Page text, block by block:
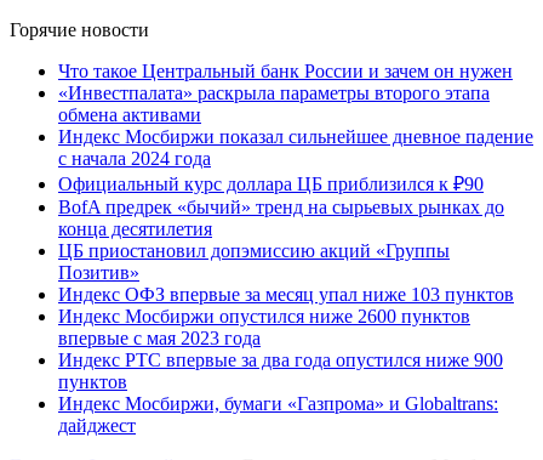
Горячие новости
Что такое Центральный банк России и зачем он нужен
«Инвестпалата» раскрыла параметры второго этапа
обмена активами
Индекс Мосбиржи показал сильнейшее дневное падение
с начала 2024 года
Официальный курс доллара ЦБ приблизился к ₽90
BofA предрек «бычий» тренд на сырьевых рынках до
конца десятилетия
ЦБ приостановил допэмиссию акций «Группы
Позитив»
Индекс ОФЗ впервые за месяц упал ниже 103 пунктов
Индекс Мосбиржи опустился ниже 2600 пунктов
впервые с мая 2023 года
Индекс РТС впервые за два года опустился ниже 900
пунктов
Индекс Мосбиржи, бумаги «Газпрома» и Globaltrans:
дайджест